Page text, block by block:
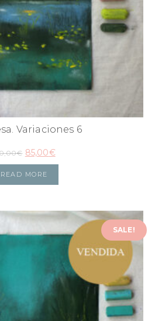
Variaciones 6
€ 85,00€
READ MORE
SALE!